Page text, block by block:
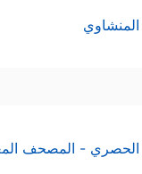
الحصري - المصحف